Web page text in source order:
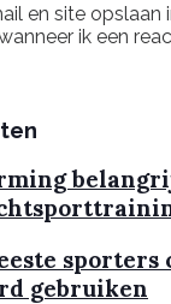
en site
ik een
sporters
gebruiken